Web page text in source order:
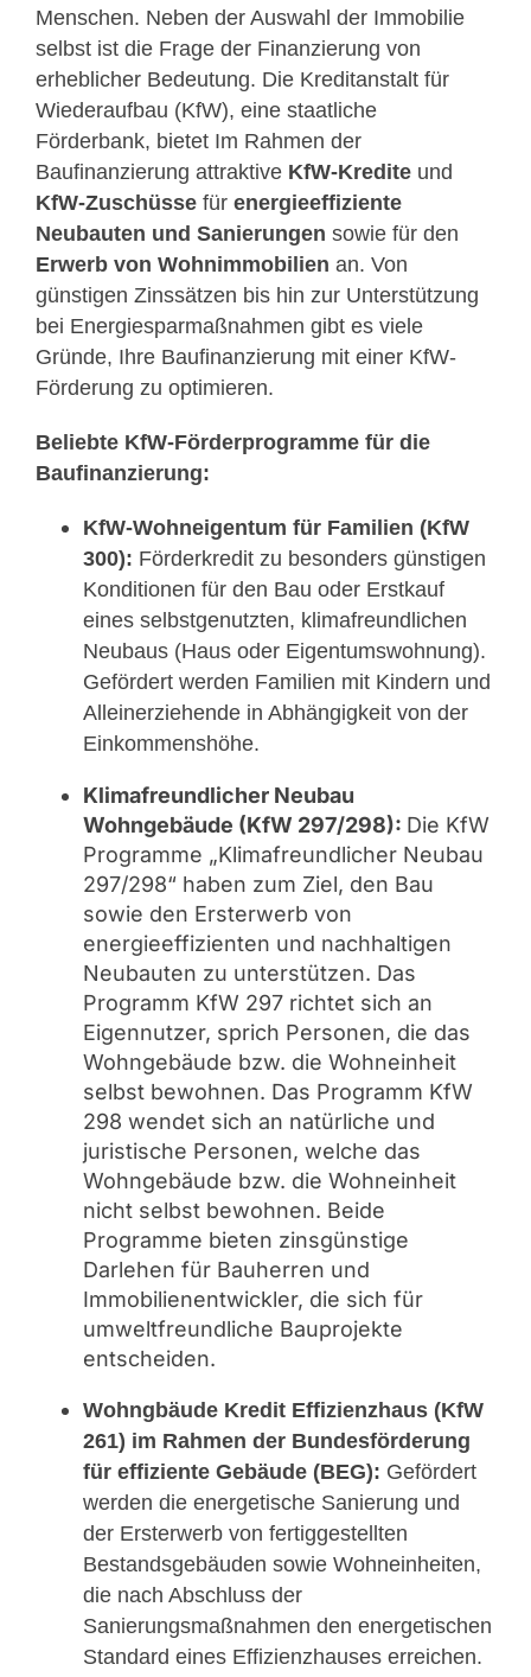
Menschen. Neben der Auswahl der Immobilie
selbst ist die Frage der Finanzierung von
erheblicher Bedeutung. Die Kreditanstalt für
Wiederaufbau (KfW), eine staatliche
Förderbank, bietet Im Rahmen der
Baufinanzierung attraktive KfW-Krediteund
KfW-Zuschüssefür energieeffiziente
Neubauten und Sanierungen sowie für den
Erwerb von Wohnimmobilien an. Von
günstigen Zinssätzen bis hin zur Unterstützung
bei Energiesparmaßnahmen gibt es viele
Gründe, Ihre Baufinanzierung mit einer KfW-
Förderung zu optimieren.
Beliebte KfW-Förderprogramme für die
Baufinanzierung:
KfW-Wohneigentum für Familien (KfW
300): Förderkredit zu besonders günstigen
Konditionen für den Bau oder Erstkauf
eines selbstgenutzten, klimafreundlichen
Neubaus (Haus oder Eigentumswohnung).
Gefördert werden Familien mit Kindern und
Alleinerziehende in Abhängigkeit von der
Einkommenshöhe.
Klimafreundlicher Neubau
Wohngebäude (KfW 297/298): Die KfW
Programme „Klimafreundlicher Neubau
297/298“ haben zum Ziel, den Bau
sowie den Ersterwerb von
energieeffizienten und nachhaltigen
Neubauten zu unterstützen. Das
Programm KfW 297 richtet sich an
Eigennutzer, sprich Personen, die das
Wohngebäude bzw. die Wohneinheit
selbst bewohnen. Das Programm KfW
298 wendet sich an natürliche und
juristische Personen, welche das
Wohngebäude bzw. die Wohneinheit
nicht selbst bewohnen. Beide
Programme bieten zinsgünstige
Darlehen für Bauherren und
Immobilienentwickler, die sich für
umweltfreundliche Bauprojekte
entscheiden.
Wohngbäude Kredit Effizienzhaus (KfW
261) im Rahmen der Bundesförderung
für effiziente Gebäude (BEG): Gefördert
werden die energetische Sanierung und
der Ersterwerb von fertiggestellten
Bestandsgebäuden sowie Wohneinheiten,
die nach Abschluss der
Sanierungsmaßnahmen den energetischen
Standard eines Effizienzhauses erreichen.